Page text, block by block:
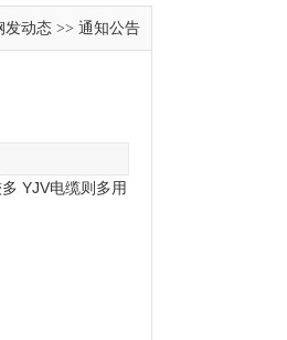
发动态 >> 通知公告
YJV电缆则多用